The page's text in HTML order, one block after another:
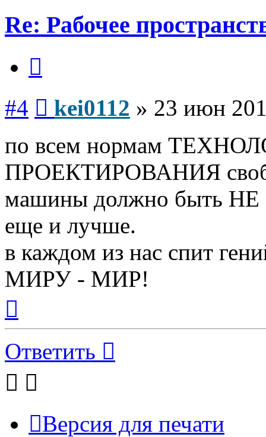
Re: Рабочее
#4 kei0112 » 23 июн
по всем нормам
ПРОЕКТИРОВАНИЯ
машины должно быть
еще и лучше.
в каждом из нас спит
МИРУ - МИР!
началу
Ответить
Версия для печати